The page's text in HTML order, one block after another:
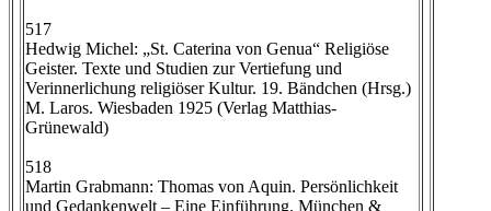
517
Hedwig Michel: „St. Caterina von Genua“ Religiöse
Geister. Texte und Studien zur Vertiefung und
Verinnerlichung religiöser Kultur. 19. Bändchen (Hrsg.)
M. Laros. Wiesbaden 1925 (Verlag Matthias-
Grünewald)
518
Martin Grabmann: Thomas von Aquin. Persönlichkeit
und Gedankenwelt – Eine Einführung. München &